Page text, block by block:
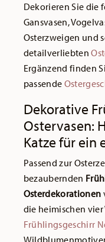
Dekorieren Sie die
Gansvasen,
Osterzweigen und
detailverliebten
Ergänzend finden
passende
Dekorative
Ostervasen:
Katze für ein
Passend zur
bezaubernden
Osterdekorationen
die heimischen vier
Frühlingsgeschirr